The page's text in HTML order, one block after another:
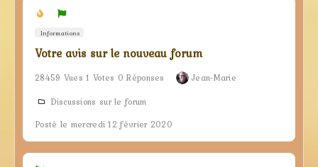
Informations
Votre avis sur le nouveau forum
28459 Vues 1 Votes 0 Réponses
Jean-Marie
Discussions sur le forum
Posté le mercredi 12 février 2020